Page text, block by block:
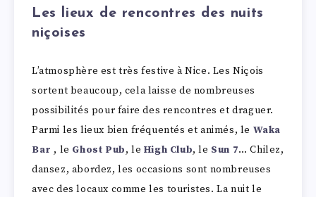
Les lieux de rencontres des nuits
niçoises
L’atmosphère est très festive à Nice. Les Niçois
sortent beaucoup, cela laisse de nombreuses
possibilités pour faire des rencontres et draguer.
Parmi les lieux bien fréquentés et animés, le Waka
Bar , le Ghost Pub, le High Club, le Sun 7… Chilez,
dansez, abordez, les occasions sont nombreuses
avec des locaux comme les touristes. La nuit le